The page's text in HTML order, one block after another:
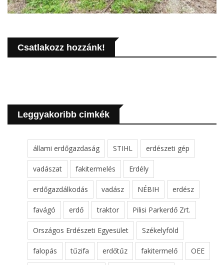
Csatlakozz hozzánk!
Leggyakoribb cimkék
állami erdőgazdaság STIHL erdészeti gép
vadászat fakitermelés Erdély
erdőgazdálkodás vadász NÉBIH erdész
favágó erdő traktor Pilisi Parkerdő Zrt.
Országos Erdészeti Egyesület Székelyföld
falopás tűzifa erdőtűz fakitermelő OEE